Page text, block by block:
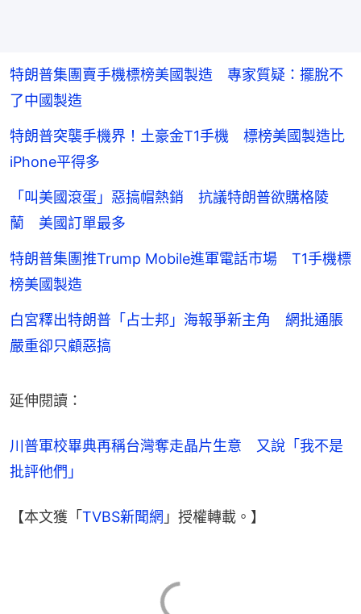
特朗普集團賣手機標榜美國製造 專家質疑：擺脫不
了中國製造
特朗普突襲手機界！土豪金T1手機 標榜美國製造比
iPhone平得多
「叫美國滾蛋」惡搞帽熱銷 抗議特朗普欲購格陵
蘭 美國訂單最多
特朗普集團推Trump Mobile進軍電話市場 T1手機標
榜美國製造
白宮釋出特朗普「占士邦」海報爭新主角 網批通脹
嚴重卻只顧惡搞
延伸閱讀：
川普軍校畢典再稱台灣奪走晶片生意　又說「我不是
批評他們」
【本文獲「TVBS新聞網 」授權轉載。】